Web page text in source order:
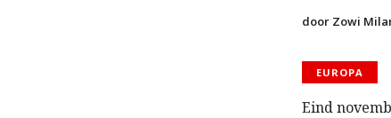
door Zowi
EUROPA
Eind